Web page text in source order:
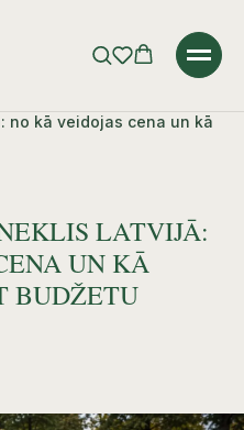
no kā veidojas cena un kā
LATVIJĀ:
UN KĀ
BUDŽETU